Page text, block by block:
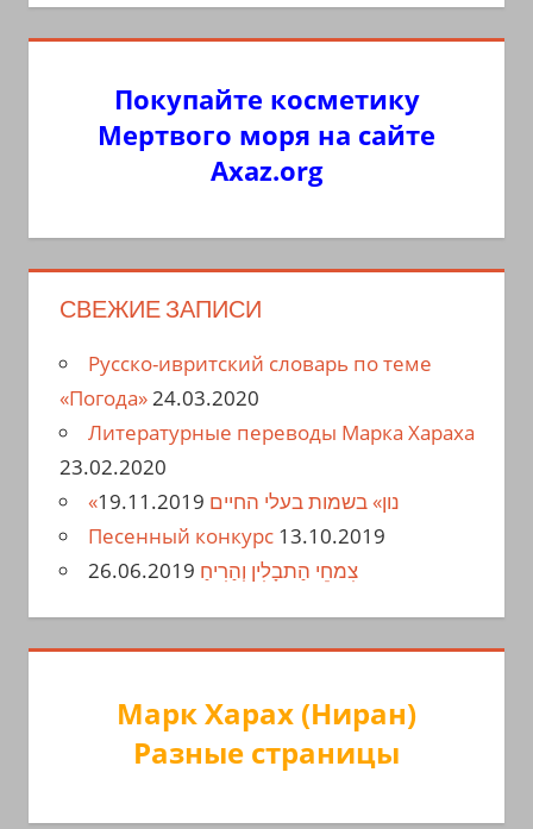
Покупайте косметику
Мертвого моря на сайте
Axaz.org
СВЕЖИЕ ЗАПИСИ
Русско-ивритский словарь по теме
«Погода»24.03.2020
Литературные переводы Марка Хараха
23.02.2020
«נון» בשמות בעלי החיים 19.11.2019
Песенный конкурс 13.10.2019
צִמחֵי הַתבָלִין וְהַרִיחַ 26.06.2019
Марк Харах (Ниран)
Разные страницы